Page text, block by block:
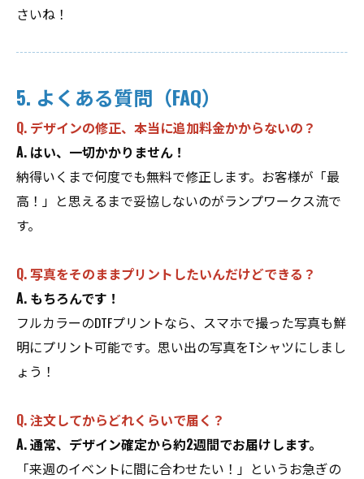
さいね！
5. よくある質問（FAQ）
Q. デザインの修正、本当に追加料金かからないの？
A. はい、一切かかりません！
納得いくまで何度でも無料で修正します。お客様が「最
高！」と思えるまで妥協しないのがランプワークス流で
す。
Q. 写真をそのままプリントしたいんだけどできる？
A. もちろんです！
フルカラーのDTFプリントなら、スマホで撮った写真も鮮
明にプリント可能です。思い出の写真をTシャツにしまし
ょう！
Q. 注文してからどれくらいで届く？
A. 通常、デザイン確定から約2週間でお届けします。
「来週のイベントに間に合わせたい！」というお急ぎの